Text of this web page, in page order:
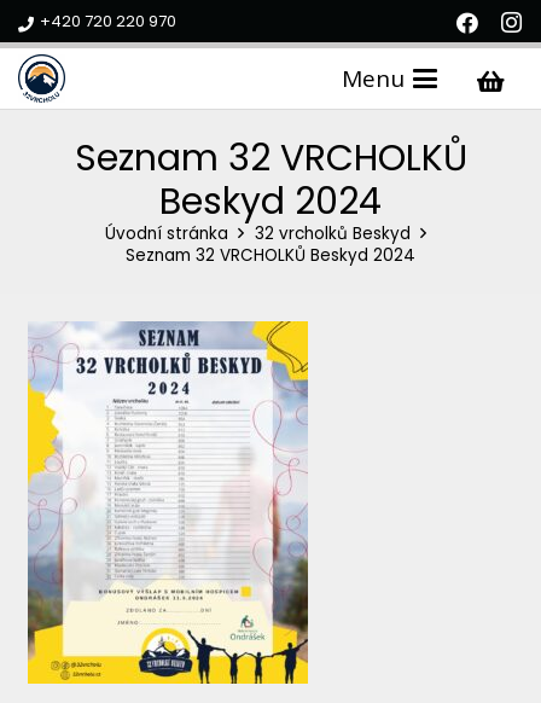
+420 720 220 970
Menu
Seznam 32 VRCHOLKŮ
Beskyd 2024
Úvodní stránka
32 vrcholků Beskyd
Seznam 32 VRCHOLKŮ Beskyd 2024